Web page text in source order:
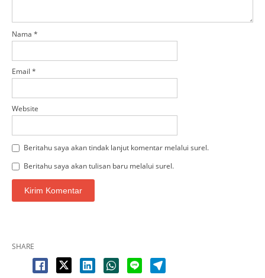
Nama *
Email *
Website
Beritahu saya akan tindak lanjut komentar melalui surel.
Beritahu saya akan tulisan baru melalui surel.
SHARE